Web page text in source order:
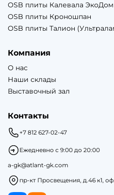
OSB плиты Калевала ЭкоДом
OSB плиты Кроношпан
OSB плиты Талион
Компания
О нас
Наши склады
Выставочный зал
Контакты
+7 812 627-02-47
Ежедневно с 9:00 до 20:00
a-gk@atlant-gk.com
пр-кт Просвещения, д.46 к1,